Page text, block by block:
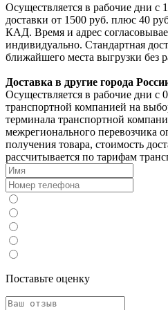
Осуществляется в рабочие дни с
доставки от 1500 руб. плюс 40
КАД. Время и адрес
индивидуально. Стандартная
ближайшего места выгрузки без
Доставка в другие города
Осуществляется в рабочие дни с
транспортной компанией на
терминала транспортной
межрегионального перевозчика
получения товара, стоимость
рассчитывается по тарифам
Поставьте оценку